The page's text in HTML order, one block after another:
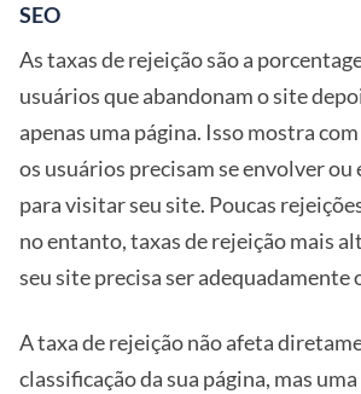
SEO
As taxas de rejeição são a
usuários que abandonam o site
apenas uma página. Isso mostra
os usuários precisam se envolver ou
para visitar seu site. Poucas
no entanto, taxas de rejeição mais
seu site precisa ser adequadamente
A taxa de rejeição não afeta
classificação da sua página, mas